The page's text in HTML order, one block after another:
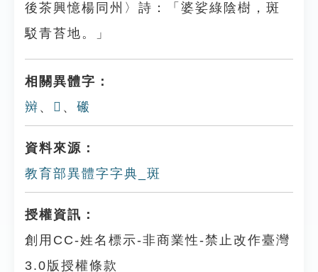
後茶興憶楊同州〉詩：「婆娑綠陰樹，斑
駁青苔地。」
相關異體字：
辬 、 𤨘 、 䃑
資料來源：
教育部異體字字典_斑
授權資訊：
創用CC-姓名標示-非商業性-禁止改作臺灣
3.0版授權條款